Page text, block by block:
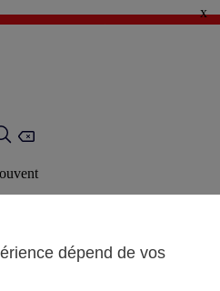
: Jusqu'à -60%* ✨
x
dépend de vos